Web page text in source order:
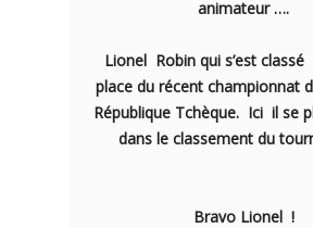
animateur ….
Lionel Robin qui s’est
place du récent championnat
République Tchèque. Ici il se
dans le classement du
Bravo Lionel !